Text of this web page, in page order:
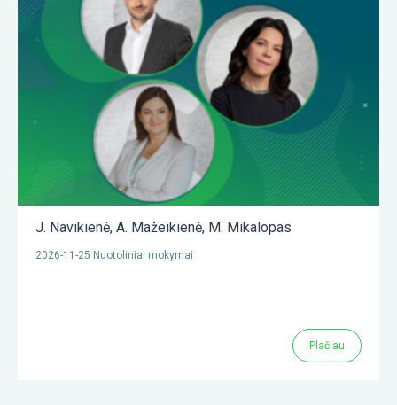
J. Navikienė, A. Mažeikienė, M. Mikalopas
2026-11-25 Nuotoliniai mokymai
Plačiau